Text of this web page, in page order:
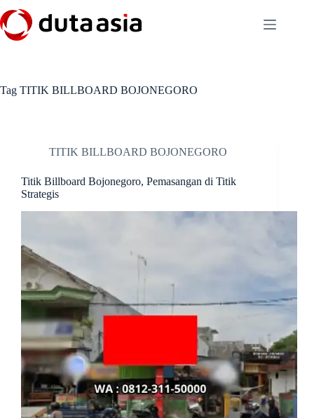
to
content
Tag TITIK BILLBOARD BOJONEGORO
TITIK BILLBOARD BOJONEGORO
Titik Billboard Bojonegoro, Pemasangan di Titik
Strategis